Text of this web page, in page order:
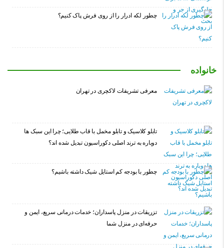
چطور لکه ادرار را از روی فرش پاک کنیم؟
خانواده
معرفی تشریفات لاکچری در تهران
تابلو کلاسیک و تابلو مخمل با قاب طلایی؛ چرا این سبک ها
دوباره به ترند اصلی دکوراسیون تبدیل شده اند؟
چطور با بودجه کم استایل شیک داشته باشیم؟
تزریقات در منزل پاسداران؛ خدمات درمانی سریع، ایمن و
حرفه‌ای در منزل شما